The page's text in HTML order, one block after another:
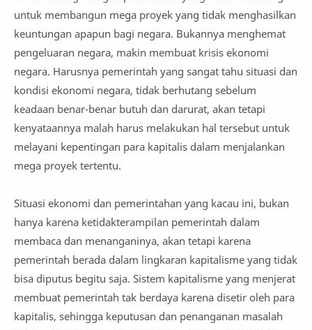
untuk membangun mega proyek yang tidak menghasilkan
keuntungan apapun bagi negara. Bukannya menghemat
pengeluaran negara, makin membuat krisis ekonomi
negara. Harusnya pemerintah yang sangat tahu situasi dan
kondisi ekonomi negara, tidak berhutang sebelum
keadaan benar-benar butuh dan darurat, akan tetapi
kenyataannya malah harus melakukan hal tersebut untuk
melayani kepentingan para kapitalis dalam menjalankan
mega proyek tertentu.
Situasi ekonomi dan pemerintahan yang kacau ini, bukan
hanya karena ketidakterampilan pemerintah dalam
membaca dan menanganinya, akan tetapi karena
pemerintah berada dalam lingkaran kapitalisme yang tidak
bisa diputus begitu saja. Sistem kapitalisme yang menjerat
membuat pemerintah tak berdaya karena disetir oleh para
kapitalis, sehingga keputusan dan penanganan masalah